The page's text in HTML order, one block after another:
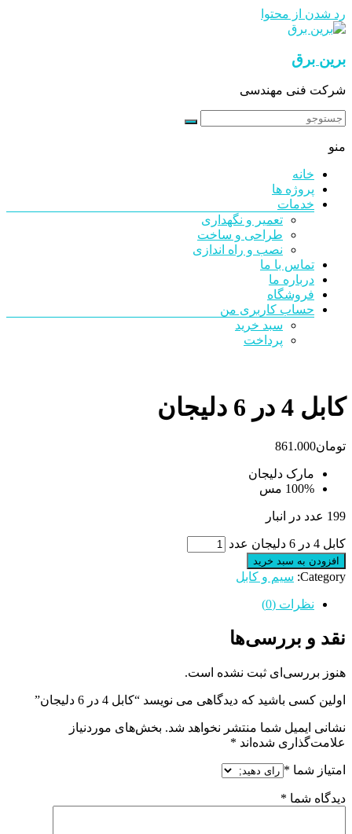
رد شدن از محتوا
برین برق
شرکت فنی مهندسی
منو
خانه
پروژه ها
خدمات
تعمیر و نگهداری
طراحی و ساخت
نصب و راه اندازی
تماس با ما
درباره ما
فروشگاه
حساب کاربری من
سبد خرید
پرداخت
کابل 4 در 6 دلیجان
تومان861.000
مارک دلیجان
100% مس
199 عدد در انبار
کابل 4 در 6 دلیجان عدد
افزودن به سبد خرید
Category: سیم و کابل
نظرات (0)
نقد و بررسی‌ها
هنوز بررسی‌ای ثبت نشده است.
اولین کسی باشید که دیدگاهی می نویسد “کابل 4 در 6 دلیجان”
نشانی ایمیل شما منتشر نخواهد شد. بخش‌های موردنیاز
علامت‌گذاری شده‌اند *
امتیاز شما *
دیدگاه شما *